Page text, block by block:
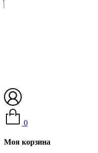
0
Моя корзина